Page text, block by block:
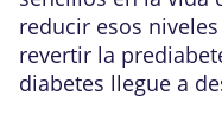
reducir esos
revertir la
diabetes llegue a